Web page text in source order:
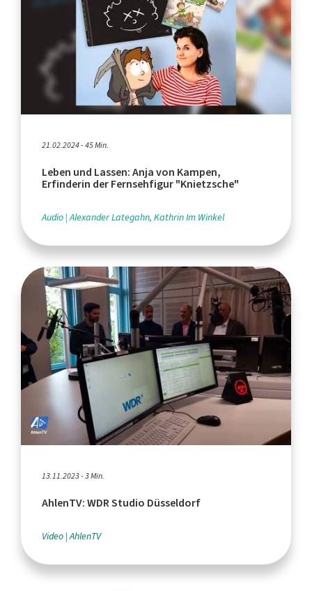
21.02.2024 - 45 Min.
Leben und Lassen: Anja von Kampen,
Erfinderin der Fernsehfigur "Knietzsche"
Audio Alexander Lategahn, Kathrin Im Winkel
13.11.2023 - 3 Min.
AhlenTV: WDR Studio Düsseldorf
Video AhlenTV